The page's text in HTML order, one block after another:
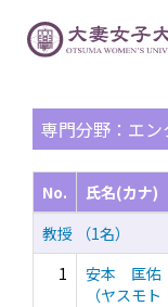
専門分野：エ
No.
氏名(カナ)
教授 （1名）
1
安本 匡佑
（ヤスモ